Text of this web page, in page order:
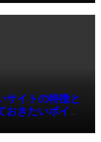
サイトの特徴と
きたいポイン